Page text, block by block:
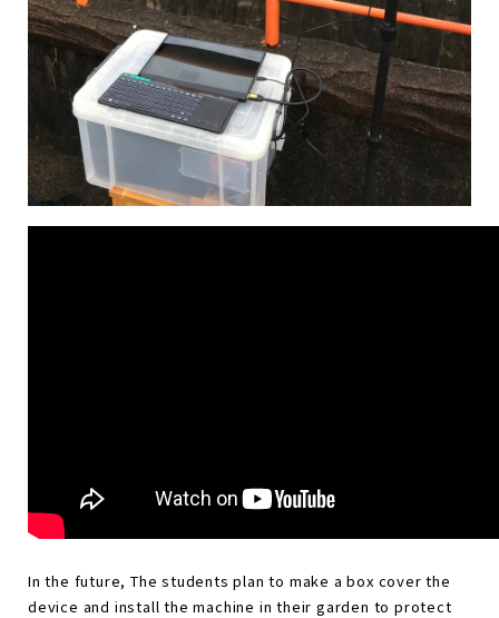
In the future, The students plan to make a box cover the
device and install the machine in their garden to protect